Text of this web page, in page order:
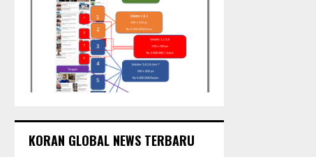
KORAN GLOBAL NEWS TERBARU